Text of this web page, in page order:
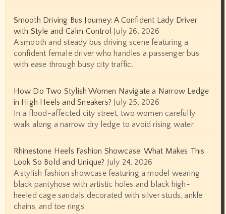
Smooth Driving Bus Journey: A Confident Lady Driver
with Style and Calm Control July 26, 2026
A smooth and steady bus driving scene featuring a
confident female driver who handles a passenger bus
with ease through busy city traffic.
How Do Two Stylish Women Navigate a Narrow Ledge
in High Heels and Sneakers? July 25, 2026
In a flood-affected city street, two women carefully
walk along a narrow dry ledge to avoid rising water.
Rhinestone Heels Fashion Showcase: What Makes This
Look So Bold and Unique? July 24, 2026
A stylish fashion showcase featuring a model wearing
black pantyhose with artistic holes and black high-
heeled cage sandals decorated with silver studs, ankle
chains, and toe rings.